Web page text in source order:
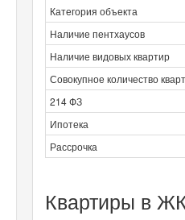
Категория объекта
Наличие пентхаусов
Наличие видовых квартир
Совокупное количество
214 ФЗ
Ипотека
Рассрочка
Квартиры в